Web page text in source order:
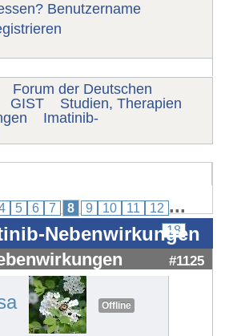
Benutzername
Forum der Deutschen
GIST
Studien, Therapien
Imatinib-
5 6 7 8 9 10 11 12 ...
18
Nebenwirkungen
#1125
Offline